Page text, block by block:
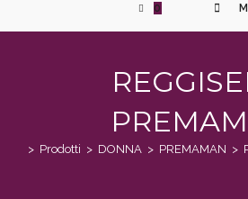
0
> Prodotti > DONNA > PREMAMAN >